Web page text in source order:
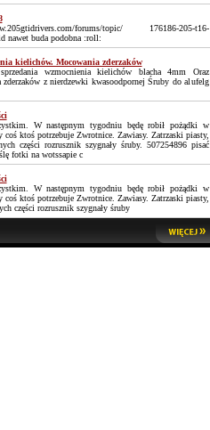
forums/topic/ 176186-205-t16-
nawet buda podobna :roll:
kielichów. Mocowania zderzaków
wzmocnienia kielichów blacha 4mm Oraz
zderzaków z nierdzewki kwasoodpornej Śruby do alufelg
W następnym tygodniu będę robił pożądki w
coś ktoś potrzebuje Zwrotnice. Zawiasy. Zatrzaski piasty,
części rozrusznik szygnały śruby. 507254896 pisać
fotki na wotssapie c
W następnym tygodniu będę robił pożądki w
coś ktoś potrzebuje Zwrotnice. Zawiasy. Zatrzaski piasty,
części rozrusznik szygnały śruby